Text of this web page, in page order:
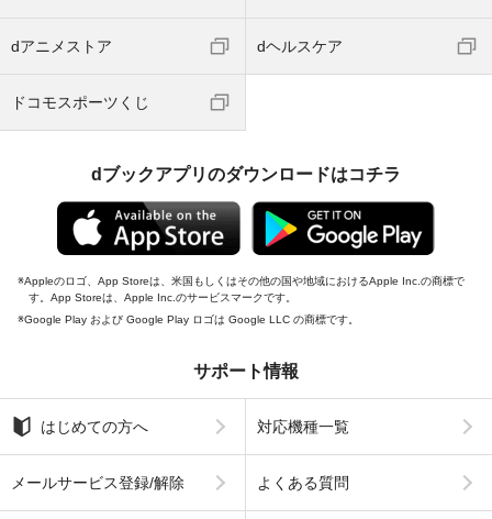
dアニメストア dヘルスケア
ドコモスポーツくじ
dブックアプリのダウンロードはコチラ
Appleのロゴ、App Storeは、米国もしくはその他の国や地域におけるApple Inc.の商標で
す。App Storeは、Apple Inc.のサービスマークです。
Google Play および Google Play ロゴは Google LLC の商標です。
サポート情報
はじめての方へ 対応機種一覧
メールサービス登録/解除 よくある質問